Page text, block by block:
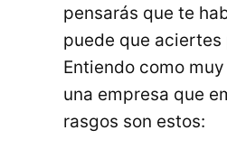
pensarás que te
puede que aciertes
Entiendo como
una empresa que
rasgos son estos: